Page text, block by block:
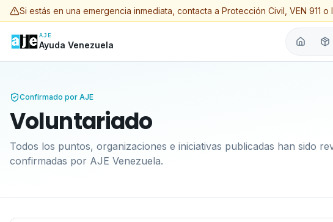
Si estás en una emergencia inmediata, contacta a Protección Civil, VEN
AJE
Ayuda Venezuela
Confirmado por AJE
Voluntariado
Todos los puntos, organizaciones e iniciativas publicadas han sido
confirmadas por AJE Venezuela.